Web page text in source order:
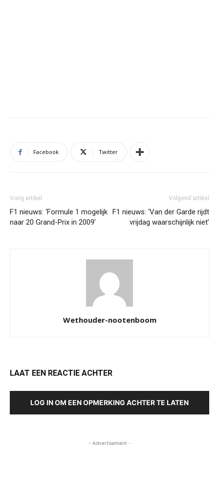
Facebook Twitter
Vorig artikel
F1 nieuws: ‘Formule 1 mogelijk
naar 20 Grand-Prix in 2009’
Volgend artikel
F1 nieuws: ‘Van der Garde rijdt
vrijdag waarschijnlijk niet’
Wethouder-nootenboom
LAAT EEN REACTIE ACHTER
LOG IN OM EEN OPMERKING ACHTER TE LATEN
- Advertisement -